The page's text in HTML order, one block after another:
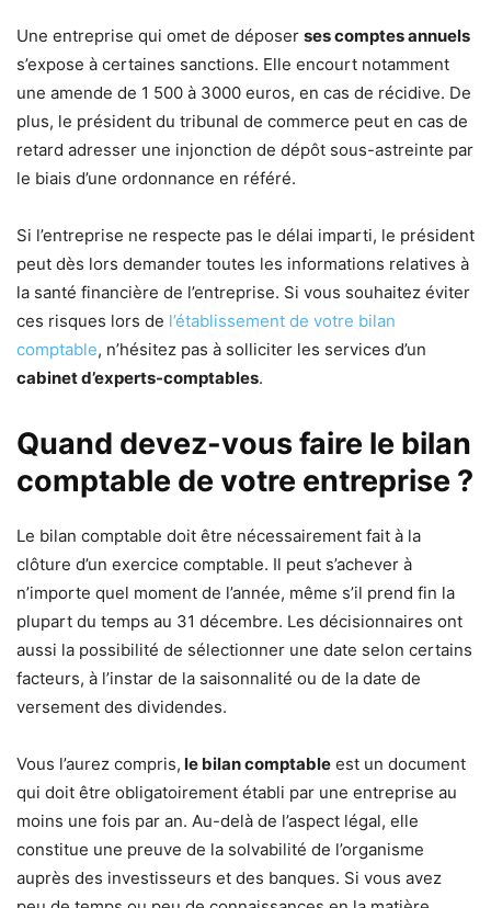
Une entreprise qui omet de déposer ses comptes annuels
s’expose à certaines sanctions. Elle encourt notamment
une amende de 1 500 à 3000 euros, en cas de récidive. De
plus, le président du tribunal de commerce peut en cas de
retard adresser une injonction de dépôt sous-astreinte par
le biais d’une ordonnance en référé.
Si l’entreprise ne respecte pas le délai imparti, le président
peut dès lors demander toutes les informations relatives à
la santé financière de l’entreprise. Si vous souhaitez éviter
ces risques lors de l’établissement de votre bilan
comptable, n’hésitez pas à solliciter les services d’un
cabinet d’experts-comptables.
Quand devez-vous faire le bilan
comptable de votre entreprise ?
Le bilan comptable doit être nécessairement fait à la
clôture d’un exercice comptable. Il peut s’achever à
n’importe quel moment de l’année, même s’il prend fin la
plupart du temps au 31 décembre. Les décisionnaires ont
aussi la possibilité de sélectionner une date selon certains
facteurs, à l’instar de la saisonnalité ou de la date de
versement des dividendes.
Vous l’aurez compris, le bilan comptable est un document
qui doit être obligatoirement établi par une entreprise au
moins une fois par an. Au-delà de l’aspect légal, elle
constitue une preuve de la solvabilité de l’organisme
auprès des investisseurs et des banques. Si vous avez